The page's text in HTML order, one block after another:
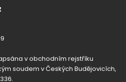
v obchodním rejstříku
soudem v Českých Budějovicích,